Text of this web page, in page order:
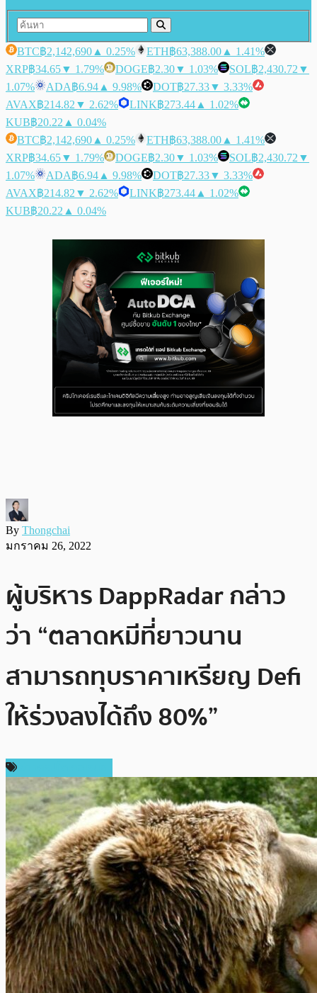
BTC฿2,142,690 ▲ 0.25% ETH฿63,388.00 ▲ 1.41%
XRP฿34.65▼ 1.79% DOGE฿2.30▼ 1.03% SOL฿2,430.72 ▼
1.07%
ADA฿6.94 ▲ 9.98% DOT฿27.33▼ 3.33%
AVAX฿214.82 ▼ 2.62% LINK฿273.44 ▲ 1.02%
KUB฿20.22 ▲ 0.04%
BTC฿2,142,690 ▲ 0.25% ETH฿63,388.00 ▲ 1.41%
XRP฿34.65▼ 1.79% DOGE฿2.30▼ 1.03% SOL฿2,430.72 ▼
1.07%
ADA฿6.94 ▲ 9.98% DOT฿27.33▼ 3.33%
AVAX฿214.82 ▼ 2.62% LINK฿273.44 ▲ 1.02%
KUB฿20.22 ▲ 0.04%
By Thongchai
มกราคม 26, 2022
ผู้บริหาร DappRadar กล่าว
ว่า “ตลาดหมีที่ยาวนาน
สามารถทุบราคาเหรียญ Defi
ให้ร่วงลงได้ถึง 80%”